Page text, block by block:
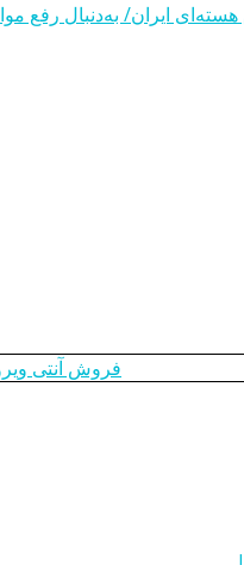
ایران/ به‌دنبال رفع
فروش آنتی